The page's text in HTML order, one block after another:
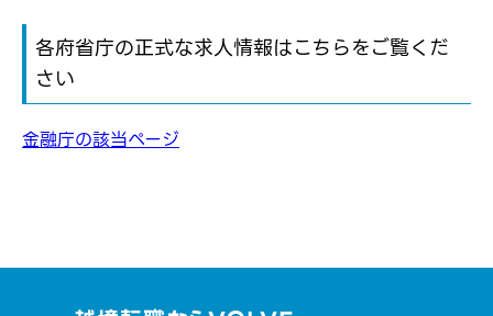
各府省庁の正式な求人情報はこちらをご覧くだ
さい
金融庁の該当ページ